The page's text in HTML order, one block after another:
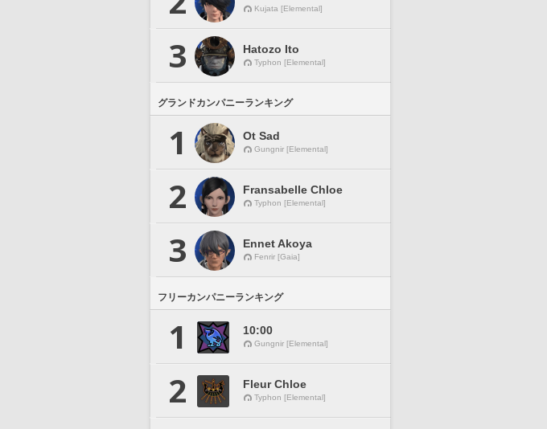
Kujata [Elemental]
3 Hatozo Ito
Typhon [Elemental]
グランドカンパニーランキング
1 Ot Sad
Gungnir [Elemental]
2 Fransabelle Chloe
Typhon [Elemental]
3 Ennet Akoya
Fenrir [Gaia]
フリーカンパニーランキング
1 10:00
Gungnir [Elemental]
2 Fleur Chloe
Typhon [Elemental]